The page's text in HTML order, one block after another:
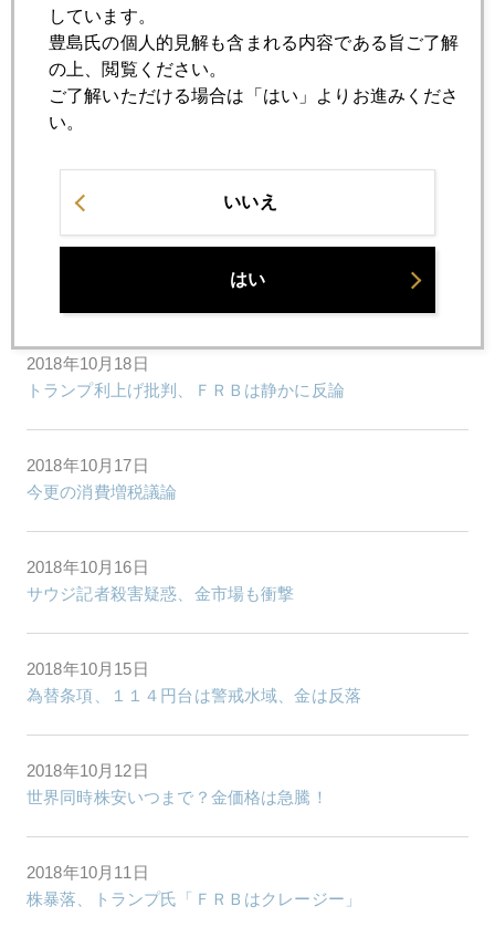
2018年10月23日
原油１００ドル回避に動く舞台裏
サウジ孤立化、地政学リスクに
2018年10月18日
トランプ利上げ批判、ＦＲＢは静かに反論
2018年10月17日
今更の消費増税議論
2018年10月16日
サウジ記者殺害疑惑、金市場も衝撃
2018年10月15日
為替条項、１１４円台は警戒水域、金は反落
2018年10月12日
世界同時株安いつまで？金価格は急騰！
2018年10月11日
株暴落、トランプ氏「ＦＲＢはクレージー」
しています。
豊島氏の個人的見解も含まれる内容である旨ご了解
の上、閲覧ください。
ご了解いただける場合は「はい」よりお進みくださ
い。
いいえ
はい